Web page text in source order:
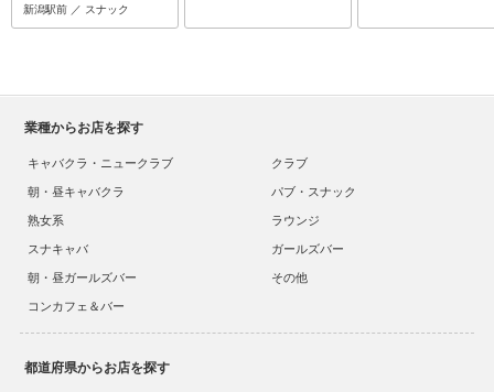
新潟駅前 ／ スナック
業種からお店を探す
キャバクラ・ニュークラブ
クラブ
朝・昼キャバクラ
パブ・スナック
熟女系
ラウンジ
スナキャバ
ガールズバー
朝・昼ガールズバー
その他
コンカフェ＆バー
都道府県からお店を探す